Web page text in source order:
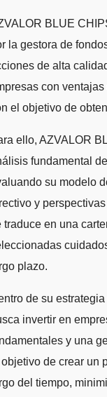
la gestora de
de alta
con
el objetivo de
ello, AZVALOR
fundamental
su modelo
y
traduce en una
plazo.
de su
invertir en
y una
de crear un
del tiempo,